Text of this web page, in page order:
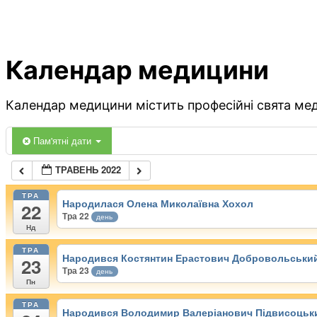
Календар медицини
Календар медицини містить професійні свята
Пам'ятні дати
ТРАВЕНЬ 2022
ТРА
22
Нд
Народилася Олена Миколаївна Хохол
Тра 22 день
ТРА
23
Пн
Народився Костянтин Ерастович
Тра 23 день
ТРА
Народився Володимир Валеріанович